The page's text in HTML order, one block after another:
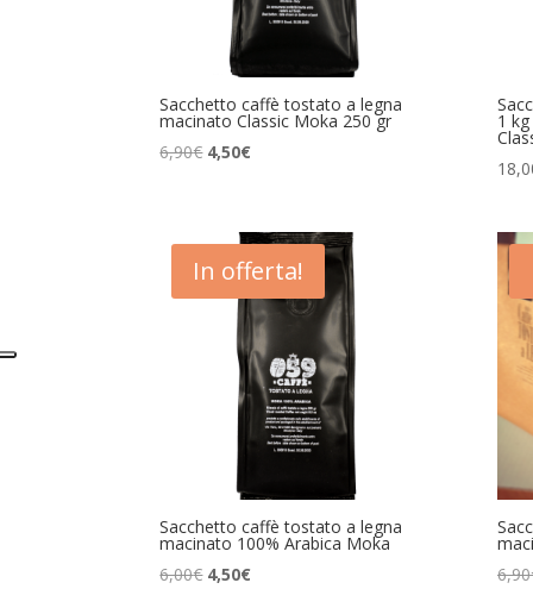
Sacchetto caffè tostato a legna
macinato Classic Moka 250 gr
6,90€ Il
6,90€.
4,50€Il
è:
4,50€.
1
In offerta!
Sacchetto caffè tostato a legna
macinato 100% Arabica Moka
6,00€ Il
4,50€Il
6,90